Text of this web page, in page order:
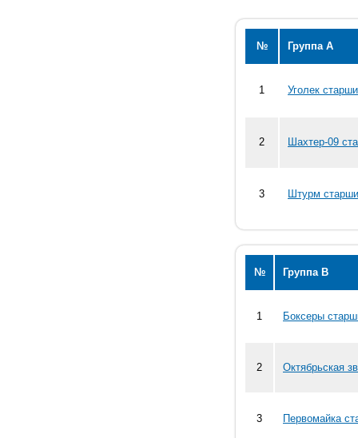
№ Группа А
1 Уголек
2 Шахтер-09
3 Штурм
№ Группа В
1 Боксеры
2 Октябрьская
3 Первомайка